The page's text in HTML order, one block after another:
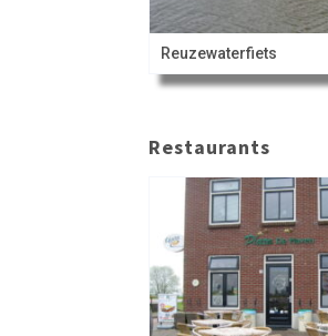
Reuzewaterfiets
Restaurants